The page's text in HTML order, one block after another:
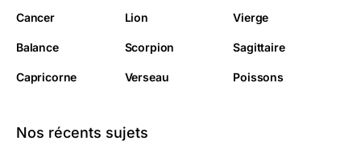
Cancer Lion Vierge
Balance Scorpion Sagittaire
Capricorne Verseau Poissons
Nos récents sujets